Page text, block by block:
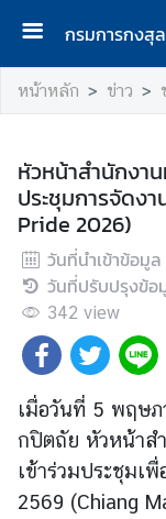
กรมการกงสุล
ห
น้
ร
ก
ก
ร
ม
า
ก
ง
สุ
ล
หน้าหลัก ข่าว
หัวหน้าสำนักงา
ประชุมการจัดง
Pride 2026)
วันที่นำเข้าข้อมูล
วันที่ปรับปรุงข้อ
342 view
เมื่อวันที่ 5 พฤษ
กปิตถัย หัวหน้าส
เข้าร่วมประชุมเ
2569 (Chiang